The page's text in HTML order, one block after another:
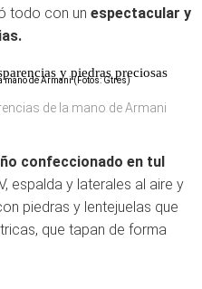
todo con un espectacular y
y piedras preciosas
de la mano de Armani
confeccionado en tul
espalda y laterales al aire y
piedras y lentejuelas que
que tapan de forma